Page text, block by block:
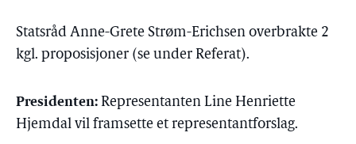
Statsråd Anne-Grete Strøm-Erichsen overbrakte 2
kgl. proposisjoner (se under Referat).
Presidenten: Representanten Line Henriette
Hjemdal vil framsette et representantforslag.